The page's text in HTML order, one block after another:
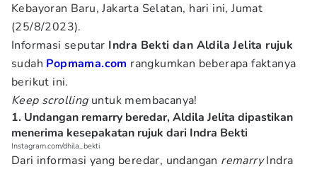
Kebayoran Baru, Jakarta Selatan, hari ini, Jumat
(25/8/2023).
Informasi seputar Indra Bekti dan Aldila Jelita rujuk
sudah Popmama.com rangkumkan beberapa faktanya
berikut ini.
Keep scrollinguntuk membacanya!
1. Undangan remarry beredar, Aldila Jelita dipastikan
menerima kesepakatan rujuk dari Indra Bekti
Instagram.com/dhila_bekti
Dari informasi yang beredar, undangan remarryIndra